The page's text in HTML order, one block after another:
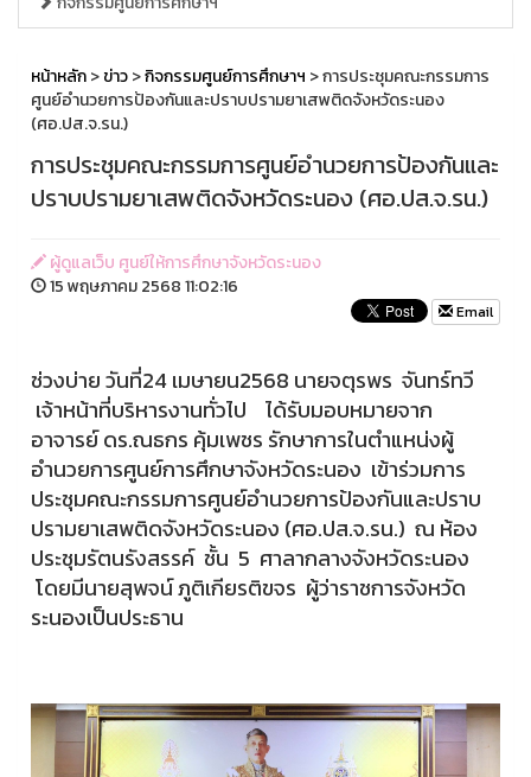
หน้าหลัก>ข่าว>กิจกรรมศูนย์การศึกษาฯ > การประชุมคณะกรรมการ
ศูนย์อำนวยการป้องกันและปราบปรามยาเสพติดจังหวัดระนอง
(ศอ.ปส.จ.รน.)
การประชุมคณะกรรมการศูนย์อำนวยการป้องกันและ
ปราบปรามยาเสพติดจังหวัดระนอง (ศอ.ปส.จ.รน.)
ผู้ดูแลเว็บ ศูนย์ให้การศึกษาจังหวัดระนอง
15 พฤษภาคม 2568 11:02:16
Email
ช่วงบ่าย วันที่24 เมษายน2568 นายจตุรพร จันทร์ทวี
เจ้าหน้าที่บริหารงานทั่วไป ได้รับมอบหมายจาก
อาจารย์ ดร.ณธกร คุ้มเพชร รักษาการในตำแหน่งผู้
อำนวยการศูนย์การศึกษาจังหวัดระนอง เข้าร่วมการ
ประชุมคณะกรรมการศูนย์อำนวยการป้องกันและปราบ
ปรามยาเสพติดจังหวัดระนอง (ศอ.ปส.จ.รน.) ณ ห้อง
ประชุมรัตนรังสรรค์ ชั้น 5 ศาลากลางจังหวัดระนอง
โดยมีนายสุพจน์ ภูติเกียรติขจร ผู้ว่าราชการจังหวัด
ระนองเป็นประธาน